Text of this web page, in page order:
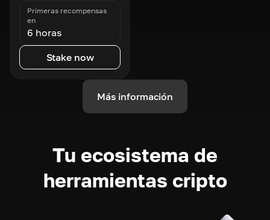
Primeras recompensas
en
6 horas
Stake now
Más información
Tu ecosistema de
herramientas cripto